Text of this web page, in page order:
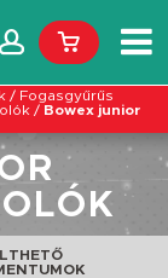
/ Fogasgyűrűs
/ Bowex junior